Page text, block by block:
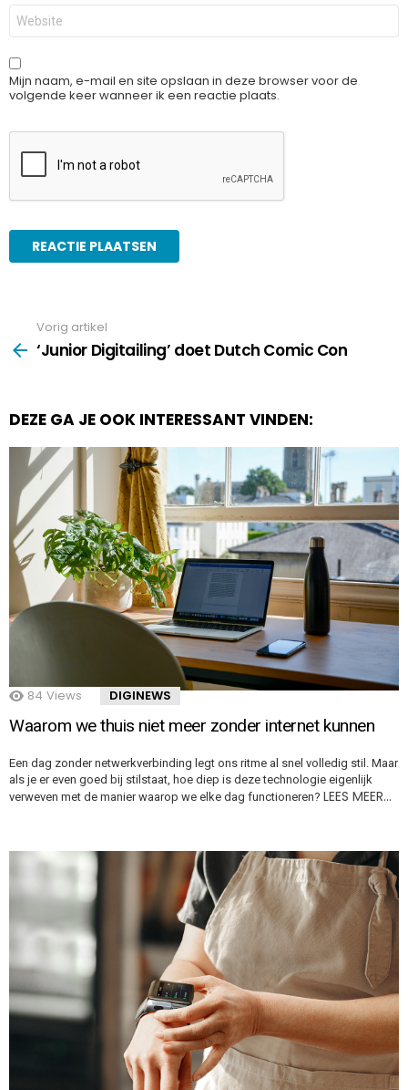
Site
Mijn naam, e-mail en site opslaan in deze browser voor de
volgende keer wanneer ik een reactie plaats.
more
Vorig artikel
‘Junior Digitailing’ doet Dutch Comic Con
DEZE GA JE OOK INTERESSANT VINDEN:
84 Views DIGINEWS
Waarom we thuis niet meer zonder internet kunnen
Een dag zonder netwerkverbinding legt ons ritme al snel volledig stil. Maar
als je er even goed bij stilstaat, hoe diep is deze technologie eigenlijk
verweven met de manier waarop we elke dag functioneren? LEES MEER…